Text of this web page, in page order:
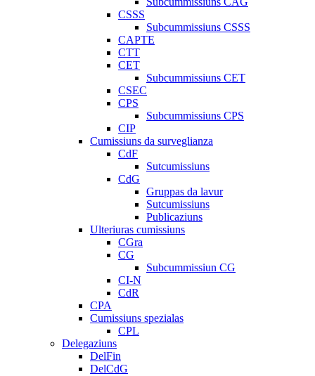
CSSS
Subcummissiuns CSSS
CAPTE
CTT
CET
Subcummissiuns CET
CSEC
CPS
Subcummissiuns CPS
CIP
Cumissiuns da surveglianza
CdF
Sutcumissiuns
CdG
Gruppas da lavur
Sutcumissiuns
Publicaziuns
Ulteriuras cumissiuns
CGra
CG
Subcummissiun CG
CI-N
CdR
CPA
Cumissiuns spezialas
CPL
Delegaziuns
DelFin
DelCdG